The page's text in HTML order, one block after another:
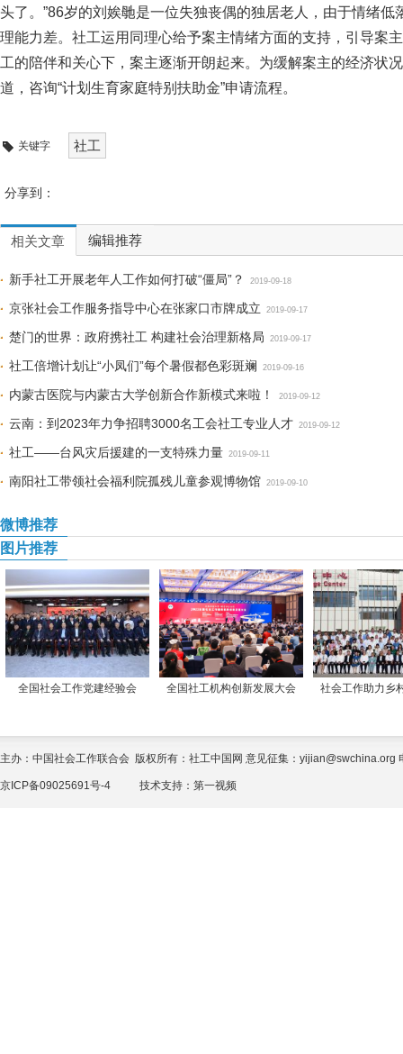
头了。”86岁的刘娭毑是一位失独丧偶的独居老人，由于情绪
理能力差。社工运用同理心给予案主情绪方面的支持，引导案
工的陪伴和关心下，案主逐渐开朗起来。为缓解案主的经济状
道，咨询“计划生育家庭特别扶助金”申请流程。
关键字 社工
分享到：
相关文章 编辑推荐
新手社工开展老年人工作如何打破“僵局”？ 2019-09-18
京张社会工作服务指导中心在张家口市牌成立 2019-09-17
楚门的世界：政府携社工 构建社会治理新格局 2019-09-17
社工倍增计划让“小凤们”每个暑假都色彩斑斓 2019-09-16
内蒙古医院与内蒙古大学创新合作新模式来啦！ 2019-09-12
云南：到2023年力争招聘3000名工会社工专业人才 2019-09-12
社工——台风灾后援建的一支特殊力量 2019-09-11
南阳社工带领社会福利院孤残儿童参观博物馆 2019-09-10
微博推荐
图片推荐
全国社会工作党建经验会 全国社工机构创新发展大会 社会工作助力乡
主办：中国社会工作联合会 版权所有：社工中国网 意见征集：yijian@swchina.org
京ICP备09025691号-4 技术支持： 第一视频